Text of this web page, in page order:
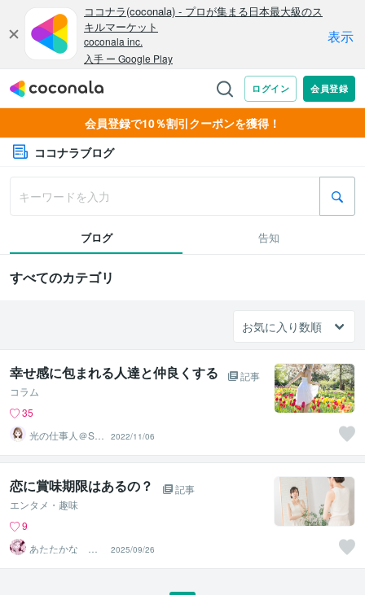
会員登録で10％割引クーポンを獲得！
ココナラブログ
ブログ 告知
すべてのカテゴリ
幸せ感に包まれる人達と仲良くする
記事
コラム
35
光の仕事人＠SA
CHIKO
2022/11/06
恋に賞味期限はあるの？
記事
エンタメ・趣味
9
あたたかな ゆ
うひ
2025/09/26